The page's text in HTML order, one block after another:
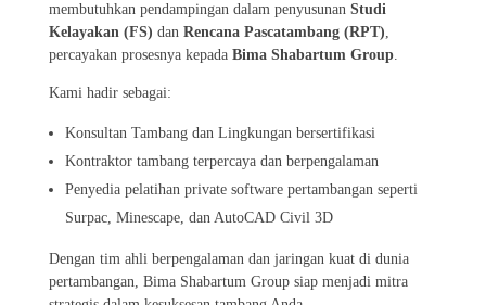
membutuhkan pendampingan dalam penyusunan Studi
Kelayakan (FS) dan Rencana Pascatambang (RPT),
percayakan prosesnya kepada Bima Shabartum Group.
Kami hadir sebagai:
Konsultan Tambang dan Lingkungan bersertifikasi
Kontraktor tambang terpercaya dan berpengalaman
Penyedia pelatihan private software pertambangan seperti
Surpac, Minescape, dan AutoCAD Civil 3D
Dengan tim ahli berpengalaman dan jaringan kuat di dunia
pertambangan, Bima Shabartum Group siap menjadi mitra